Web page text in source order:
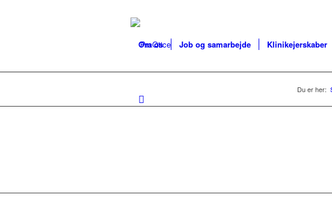
Om os Job og samarbejde Klinikejerskaber
Du er her: